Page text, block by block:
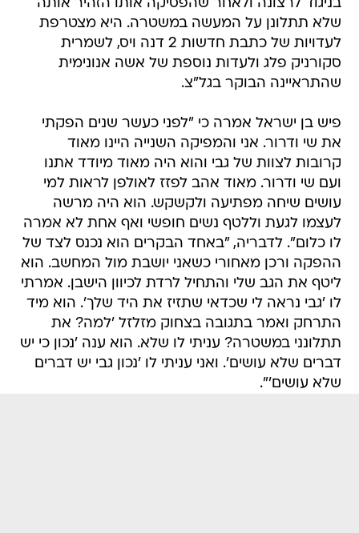
בניגוד לרצונה ולאחר שהפסיקה אותו הזהיר אותה
שלא תתלונן על המעשה במשטרה. היא מצטרפת
לעדויות של כתבת חדשות 2 דנה ויס, לשמרית
סקורניק פלג ולעדות נוספת של אשה אנונימית
שהתראיינה הבוקר בגל"צ.
פיש בן ישראל אמרה כי "לפני כעשר שנים הפקתי
את שי ודרור. אני והמפיקה השנייה היינו מאוד
קרובות לצוות של גבי והוא היה מאוד מיודד אתנו
ועם שי ודרור. מאוד אהב לפזז לאולפן לראות למי
עושים שיחה מפתיעה ולקשקש. הוא היה מרשה
לעצמו לגעת וללטף נשים חופשי ואף אחת לא אמרה
לו כלום". לדבריה, "באחד הבקרים הוא נכנס לצד של
ההפקה ורכן מאחורי כשאני יושבת מול המחשב. הוא
ליטף את הגב שלי והתחיל לרדת לכיוון הישבן. אמרתי
לו 'גבי נראה לי שכדאי שתזיז את היד שלך'. הוא מיד
התרחק ואמר בתגובה בצחוק מזלזל 'למה? את
תתלונני במשטרה? עניתי לו שלא. הוא ענה 'נכון כי יש
דברים שלא עושים'. ואני עניתי לו 'נכון גבי יש דברים
שלא עושים'".